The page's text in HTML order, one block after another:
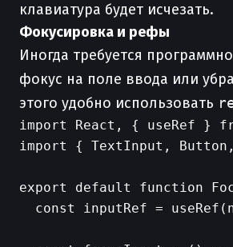
клавиатура будет исчезать.
Фокусировка и рефы
Иногда требуется
фокус на поле ввода или
этого удобно использовать
import React, { useRef }
import { TextInput,
export default function
const inputRef =